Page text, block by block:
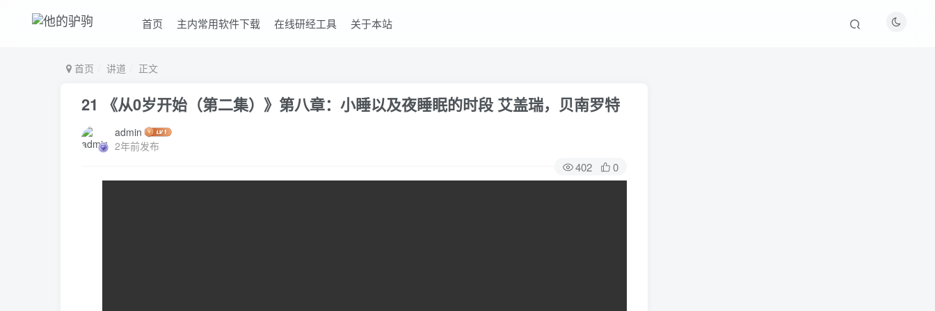
首页 主内常用软件下载 在线研经工具 关于本站
首页 讲道 正文
21 《从0岁开始（第二集）》第八章：小睡以及夜睡眠的时段 艾盖瑞，贝南罗特
admin
2年前发布
402 0